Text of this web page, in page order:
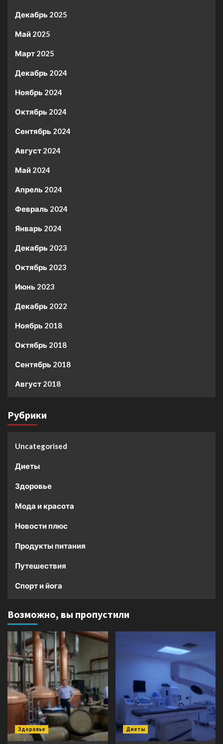
Декабрь 2025
Май 2025
Март 2025
Декабрь 2024
Ноябрь 2024
Октябрь 2024
Сентябрь 2024
Август 2024
Май 2024
Апрель 2024
Февраль 2024
Январь 2024
Декабрь 2023
Октябрь 2023
Июнь 2023
Декабрь 2022
Ноябрь 2018
Октябрь 2018
Сентябрь 2018
Август 2018
Рубрики
Uncategorised
Диеты
Здоровье
Мода и красота
Новости плюс
Продукты питания
Путешествия
Спорт и йога
Возможно, вы пропустили
Здоровье Диеты